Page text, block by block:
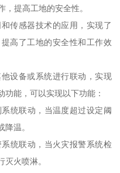
提高工地的安全性。
传感器技术的应用，实现了
高了工地的安全性和工作效
设备或系统进行联动，实现
能，可以实现以下功能：
统联动，当温度超过设定阈
温。
统联动，当火灾报警系统检
火喷淋。